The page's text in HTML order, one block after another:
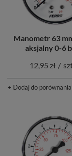
Manometr 63
aksjalny 0-6
12,95 zł /
+ Dodaj do porównania